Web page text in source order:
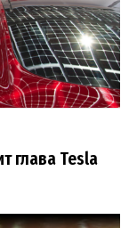
глава Tesla